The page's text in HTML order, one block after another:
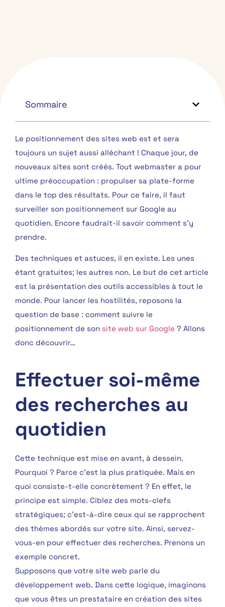
Sommaire
Le positionnement des sites web est et sera
toujours un sujet aussi alléchant ! Chaque jour, de
nouveaux sites sont créés. Tout webmaster a pour
ultime préoccupation : propulser sa plate-forme
dans le top des résultats. Pour ce faire, il faut
surveiller son positionnement sur Google au
quotidien. Encore faudrait-il savoir comment s’y
prendre.
Des techniques et astuces, il en existe. Les unes
étant gratuites; les autres non. Le but de cet article
est la présentation des outils accessibles à tout le
monde. Pour lancer les hostilités, reposons la
question de base : comment suivre le
positionnement de son site web sur Google ? Allons
donc découvrir…
Effectuer soi-même
des recherches au
quotidien
Cette technique est mise en avant, à dessein.
Pourquoi ? Parce c’est la plus pratiquée. Mais en
quoi consiste-t-elle concrètement ? En effet, le
principe est simple. Ciblez des mots-clefs
stratégiques; c’est-à-dire ceux qui se rapprochent
des thèmes abordés sur votre site. Ainsi, servez-
vous-en pour effectuer des recherches. Prenons un
exemple concret.
Supposons que votre site web parle du
développement web. Dans cette logique, imaginons
que vous êtes un prestataire en création des sites